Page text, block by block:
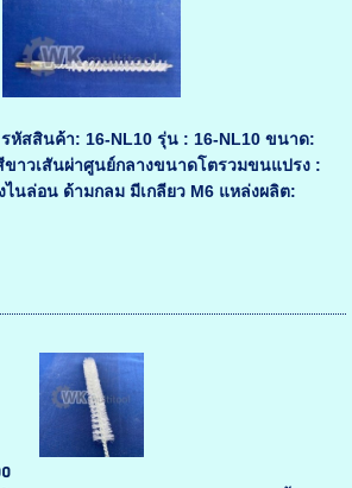
หัสสินค้า: 16-NL10 รุ่น : 16-NL10 ขนาด:
าวเสันผ่าศูนย์กลางขนาดโตรวมขนแปรง :
นล่อน ด้ามกลม มีเกลียว M6 แหล่งผลิต: